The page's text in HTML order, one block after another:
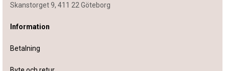
Skanstorget 9, 411 22 Göteborg
Information
Betalning